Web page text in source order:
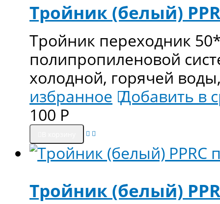
Тройник (белый)
Тройник переходник
полипропиленовой
холодной, горячей
избранное Добавить в
100 Р
Тройник (белый)